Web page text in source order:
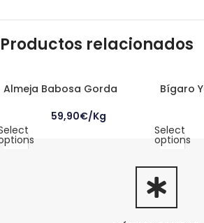
Productos relacionados
Almeja Babosa Gorda
59,90€/Kg
Bígaro
Select
options